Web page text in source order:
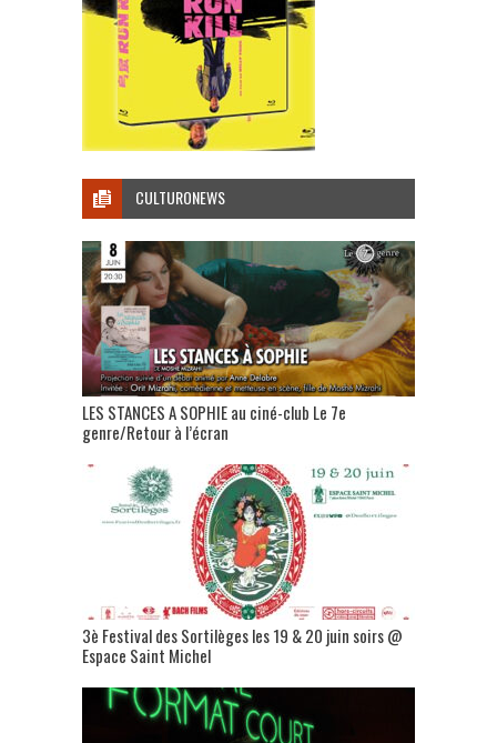
CULTURONEWS
LES STANCES A SOPHIE au ciné-club Le 7e
genre/Retour à l’écran
3è Festival des Sortilèges les 19 & 20 juin soirs @
Espace Saint Michel